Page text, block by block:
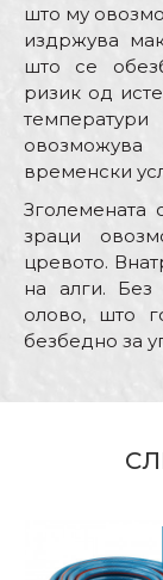
што му
издржува
што се
ризик од
овозможува
временски
Зголемената
зраци
цревото.
на алги.
олово, што
безбедно за
Димензија